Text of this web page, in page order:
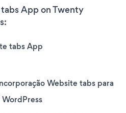
App on Twenty
tabs App
Website tabs para